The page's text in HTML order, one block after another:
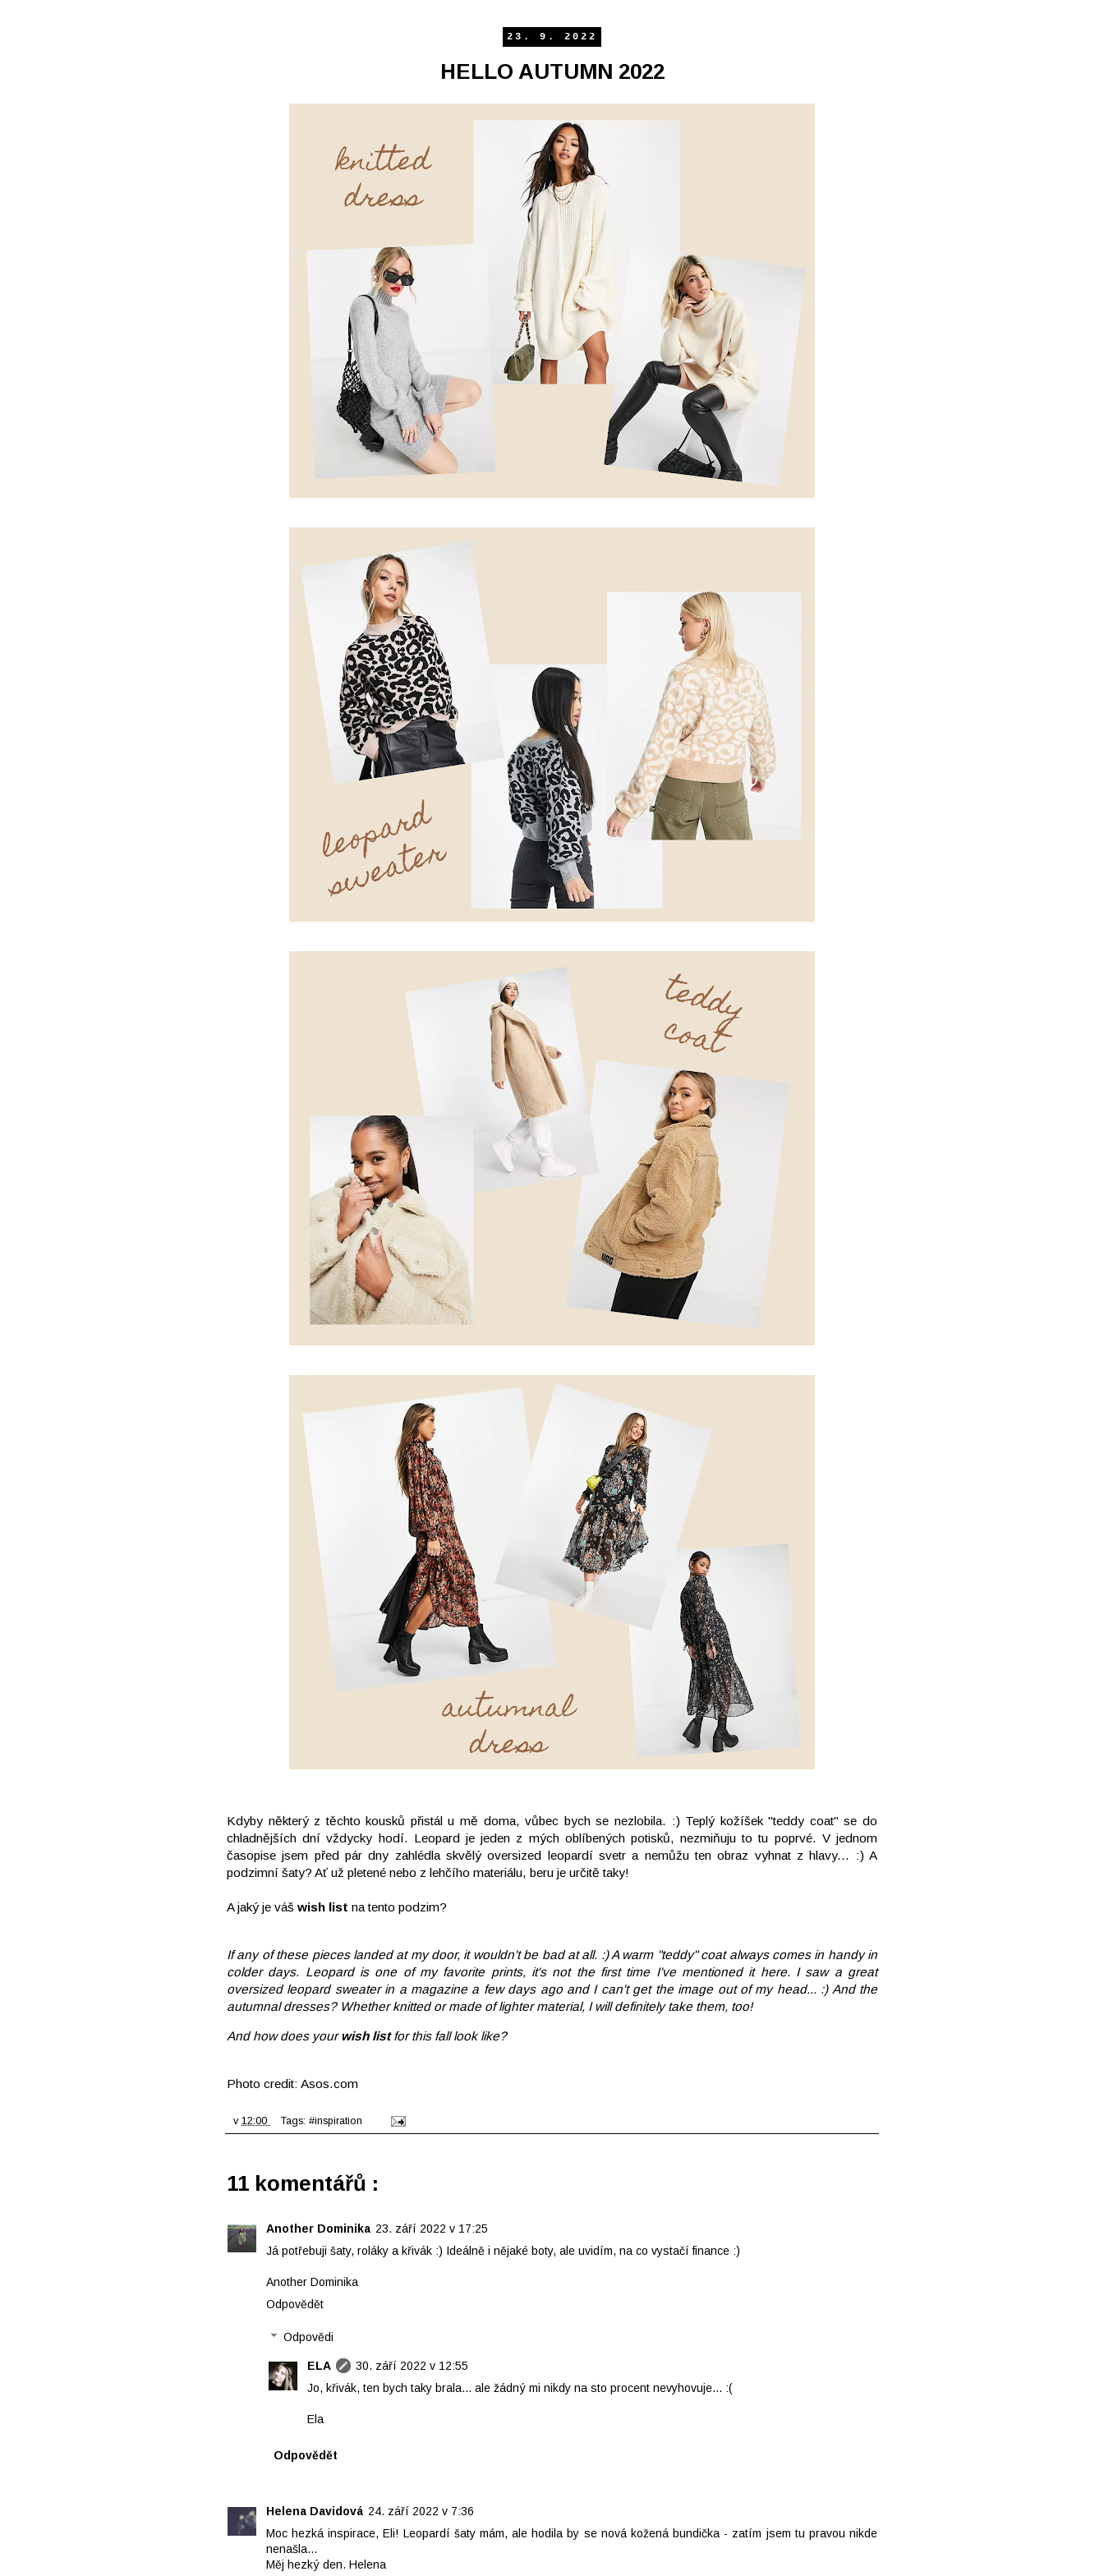
23. 9. 2022
HELLO AUTUMN 2022
Kdyby některý z těchto kousků přistál u mě doma, vůbec bych se nezlobila. :) Teplý kožíšek "teddy coat" se do
chladnějších dní vždycky hodí. Leopard je jeden z mých oblíbených potisků, nezmiňuju to tu poprvé. V jednom
časopise jsem před pár dny zahlédla skvělý oversized leopardí svetr a nemůžu ten obraz vyhnat z hlavy... :) A
podzimní šaty? Ať už pletené nebo z lehčího materiálu, beru je určitě taky!
A jaký je váš wish list na tento podzim?
If any of these pieces landed at my door, it wouldn't be bad at all. :) A warm "teddy" coat always comes in handy in
colder days. Leopard is one of my favorite prints, it's not the first time I've mentioned it here. I saw a great
oversized leopard sweater in a magazine a few days ago and I can't get the image out of my head... :) And the
autumnal dresses? Whether knitted or made of lighter material, I will definitely take them, too!
And how does your wish listfor this fall look like?
Photo credit: Asos.com
v 12:00 Tags: #inspiration
11 komentářů :
Another Dominika 23. září 2022 v 17:25
Já potřebuji šaty, roláky a křivák :) Ideálně i nějaké boty, ale uvidím, na co vystačí finance :)
Another Dominika
Odpovědět
Odpovědi
ELA
30. září 2022 v 12:55
Jo, křivák, ten bych taky brala... ale žádný mi nikdy na sto procent nevyhovuje... :(
Ela
Odpovědět
Helena Davidová 24. září 2022 v 7:36
Moc hezká inspirace, Eli! Leopardí šaty mám, ale hodila by se nová kožená bundička - zatím jsem tu pravou nikde
nenašla...
Měj hezký den. Helena